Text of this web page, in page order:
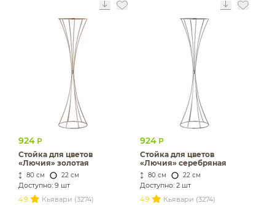
924 Р
Стойка для цветов
«Лючия» золотая
80 см 22 см
Доступно: 9 шт
4.9
Кьявари (3274)
924 Р
Стойка для цветов
«Лючия» серебряная
80 см 22 см
Доступно: 2 шт
4.9
Кьявари (3274)